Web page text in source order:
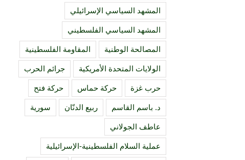
المشهد السياسي الإسرائيلي
المشهد السياسي الفلسطيني
المصالحة الوطنية المقاومة الفلسطينية
الولايات المتحدة الأمريكية جرائم الحرب
حرب غزة حركة حماس حركة فتح
د. باسم القاسم ربيع الدنّان سورية
عاطف الجولاني
عملية السلام الفلسطينية-الإسرائيلية